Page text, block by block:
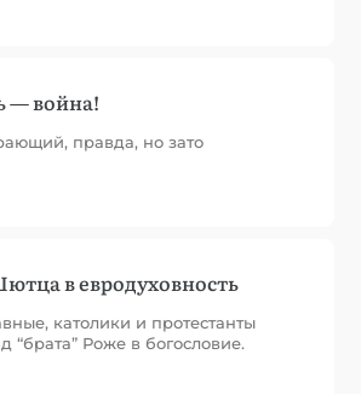
— война!
правда, но зато
в евродуховность
католики и протестанты
“брата” Роже в богословие.